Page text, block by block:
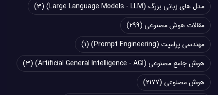
مدل های زبانی بزرگ (Large Language Models - LLM)
(3)
مقالات هوش مصنوعی (299)
مهندسی پرامپت (Prompt Engineering)
(1)
هوش جامع مصنوعی (Artificial General Intelligence - AGI)
(3)
هوش مصنوعی (2177)